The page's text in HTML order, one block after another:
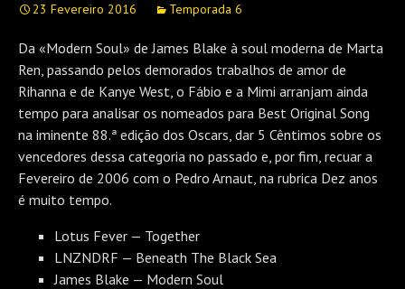
23 Fevereiro 2016 Temporada 6
Da «Modern Soul» de James Blake à soul moderna de Marta
Ren, passando pelos demorados trabalhos de amor de
Rihanna e de Kanye West, o Fábio e a Mimi arranjam ainda
tempo para analisar os nomeados para Best Original Song
na iminente 88.ª edição dos Oscars, dar 5 Cêntimos sobre os
vencedores dessa categoria no passado e, por fim, recuar a
Fevereiro de 2006 com o Pedro Arnaut, na rubrica Dez anos
é muito tempo.
Lotus Fever — Together
LNZNDRF — Beneath The Black Sea
James Blake — Modern Soul